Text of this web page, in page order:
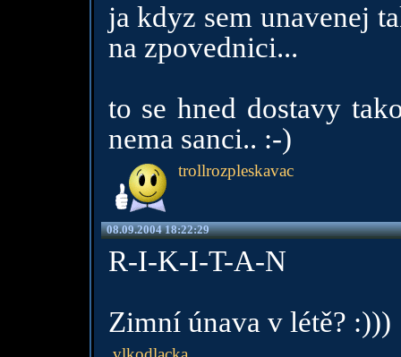
ja kdyz sem unavenej
na zpovednici...
to se hned dostavy
nema sanci.. :-)
trollrozpleskavac
08.09.2004 18:22:29
R-I-K-I-T-A-N
Zimní únava v létě? :)))